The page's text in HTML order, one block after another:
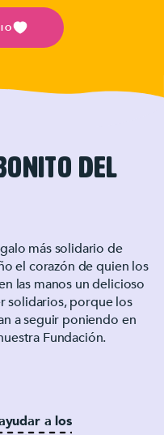
del
más solidario de
el corazón de quien los
las manos un delicioso
solidarios, porque los
a seguir poniendo en
Fundación.
a los